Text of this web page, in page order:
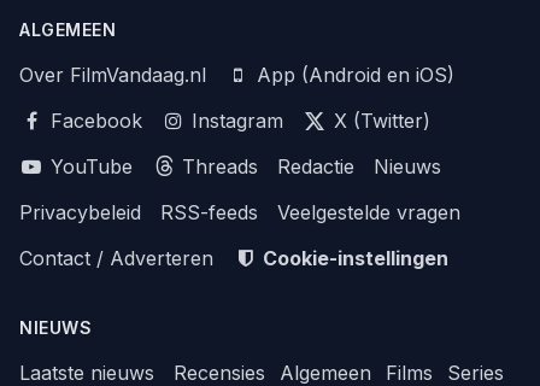
ALGEMEEN
Over FilmVandaag.nl
App (Android en iOS)
Facebook
Instagram
X (Twitter)
YouTube
Threads Redactie
Nieuws
Privacybeleid
RSS-feeds
Veelgestelde vragen
Contact / Adverteren
Cookie-instellingen
NIEUWS
Laatste nieuws Recensies Algemeen Films Series